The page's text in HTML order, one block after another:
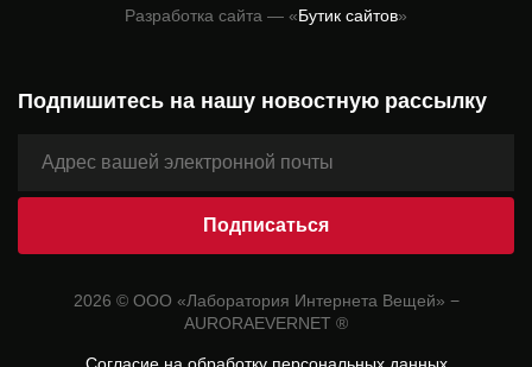
Разработка сайта — «Бутик сайтов»
Подпишитесь на нашу новостную рассылку
2026 © ООО «Лаборатория Интернета Вещей» −
AURORAEVERNET ®